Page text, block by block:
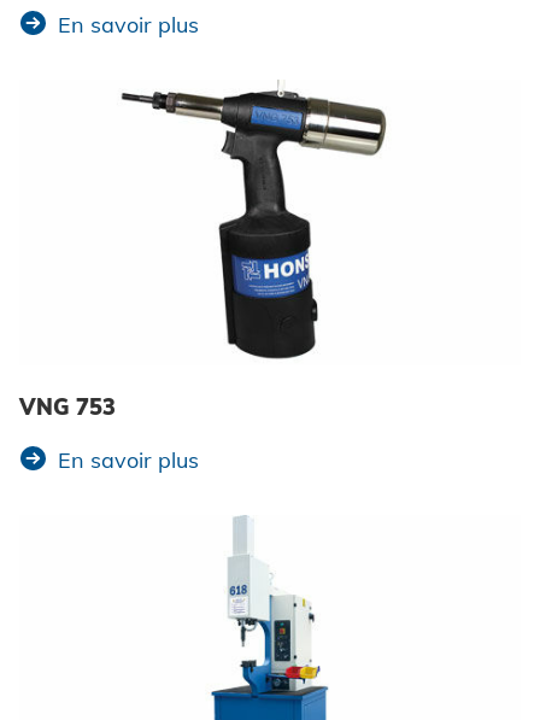
En savoir plus
VNG 753
En savoir plus